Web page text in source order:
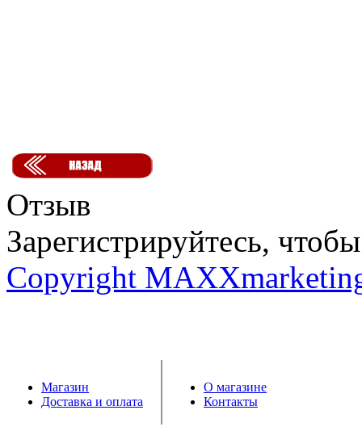
Отзыв
Зарегистрируйтесь,
Copyright
Магазин
Доставка и оплата
О магазине
Контакты